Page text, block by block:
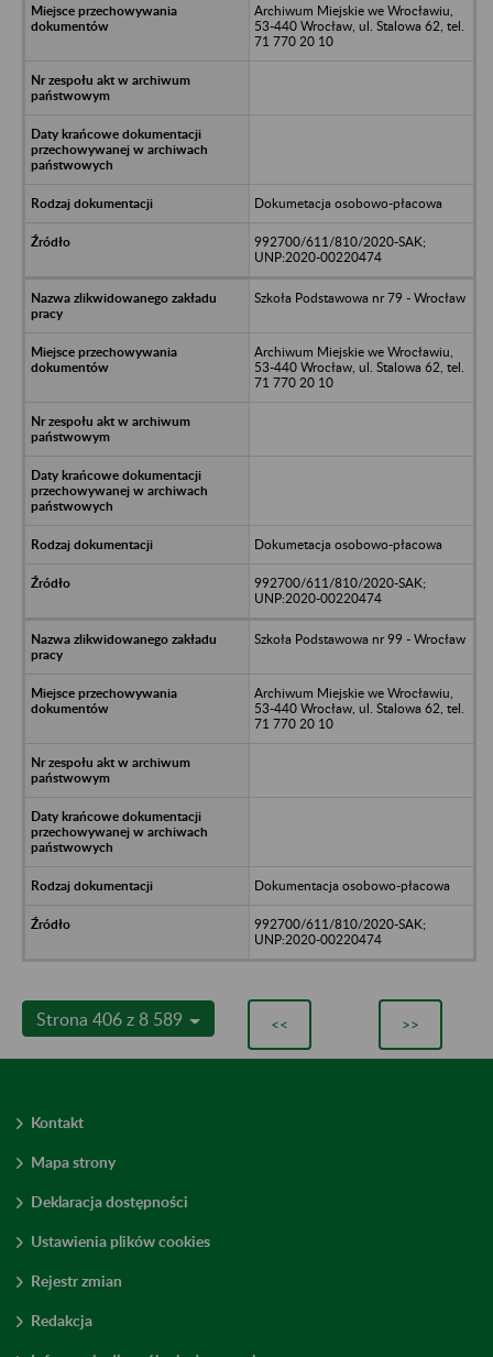
Archiwum Miejskie we Wrocławiu,
53-440 Wrocław, ul. Stalowa 62, tel.
71 770 20 10
Dokumetacja osobowo-płacowa
992700/611/810/2020-SAK;
UNP:2020-00220474
Szkoła Podstawowa nr 79 - Wrocław
Archiwum Miejskie we Wrocławiu,
53-440 Wrocław, ul. Stalowa 62, tel.
71 770 20 10
Dokumetacja osobowo-płacowa
992700/611/810/2020-SAK;
UNP:2020-00220474
Szkoła Podstawowa nr 99 - Wrocław
Archiwum Miejskie we Wrocławiu,
53-440 Wrocław, ul. Stalowa 62, tel.
71 770 20 10
Dokumentacja osobowo-płacowa
992700/611/810/2020-SAK;
UNP:2020-00220474
Strona 406 z 8 589 << >>
Kontakt
Mapa strony
Deklaracja dostępności
Ustawienia plików cookies
Rejestr zmian
Redakcja